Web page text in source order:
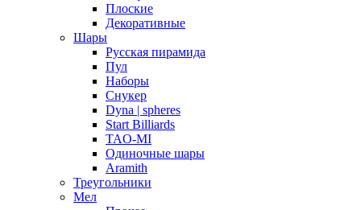
Плоские
Декоративные
Шары
Русская пирамида
Пул
Наборы
Снукер
Dyna | spheres
Start Billiards
TAO-MI
Одиночные шары
Aramith
Треугольники
Мел